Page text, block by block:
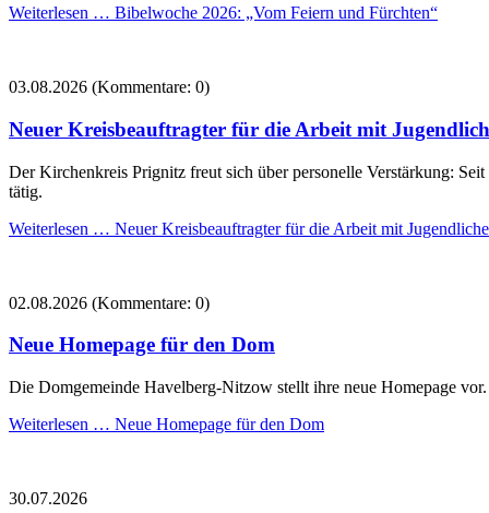
Weiterlesen … Bibelwoche 2026: „Vom Feiern und Fürchten“
03.08.2026 (Kommentare: 0)
Neuer Kreisbeauftragter für die Arbeit mit
Der Kirchenkreis Prignitz freut sich über personelle Verstärkung:
tätig.
Weiterlesen … Neuer Kreisbeauftragter für die Arbeit mit
02.08.2026 (Kommentare: 0)
Neue Homepage für den Dom
Die Domgemeinde Havelberg-Nitzow stellt ihre neue Homepage vor.
Weiterlesen … Neue Homepage für den Dom
30.07.2026